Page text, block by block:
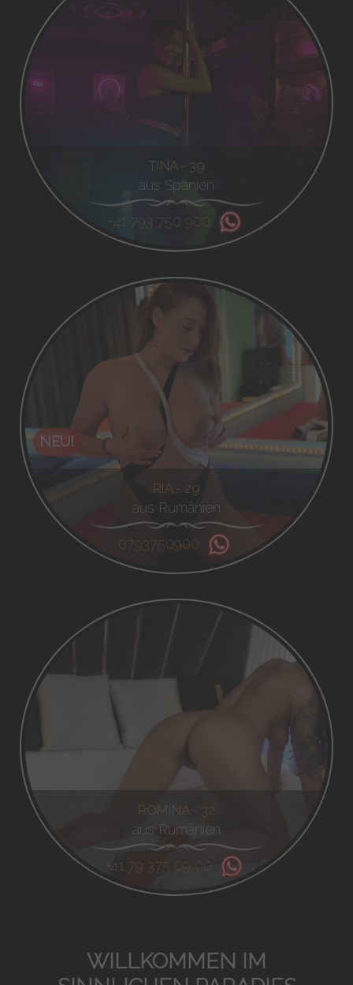
TINA - 39
aus Spanien
+41 793 750 900
NEU!
RIA - 29
aus Rumänien
0793750900
ROMINA - 32
aus Rumänien
+41 79 375 09 00
WILLKOMMEN IM